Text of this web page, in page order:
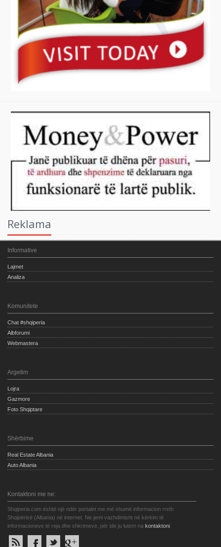
Reklama
Informative
Lajmet
Analiza
Komunitete
Chat #shqiperia
Albforumi
Webmastera
Argetim
Lojra
Gazmore
Foto Shqiptare
Shërbime
Real Estate Albania
Auto Albania
Kontaktoni me ne:
Shqiperia.com është një ndër portalet me më shumë informacion rreth
Shqipërisë (Albania) në internet. Ne jemi vazhdimisht në kërkim të
informacioneve të reja dhe shkrimeve, për ide ju lutem na kontaktoni